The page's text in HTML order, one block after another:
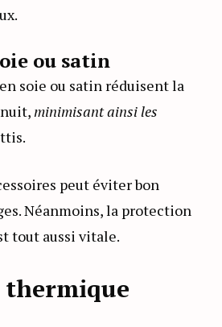
ou satin
soie ou satin réduisent la
minimisant ainsi les
peut éviter bon
Néanmoins, la protection
tout aussi vitale.